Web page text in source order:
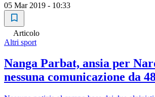
05 Mar 2019 - 10:33
Articolo
Altri sport
Nanga Parbat, ansia per
nessuna comunicazione da